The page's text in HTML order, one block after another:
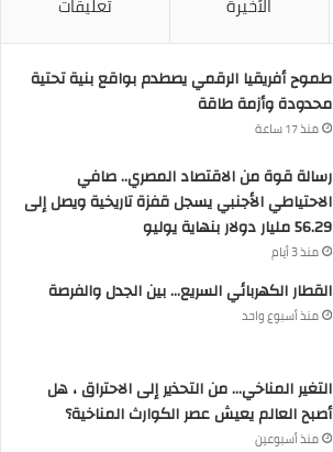
طموح أفريقيا الرقمي يصطدم بواقع بنية تحتية
محدودة وأزمة طاقة
منذ 17 ساعة
رسالة قوة من الاقتصاد المصري.. صافي
الاحتياطي الأجنبي يسجل قفزة تاريخية ويصل إلى
56.29 مليار دولار بنهاية يوليو
منذ 3 أيام
القطار الكهربائي السريع… بين الجدل والفرصة
منذ أسبوع واحد
التغير المناخي… من التحذير إلى الاحتراق ، هل
أصبح العالم يعيش عصر الكوارث المناخية؟
منذ أسبوعين